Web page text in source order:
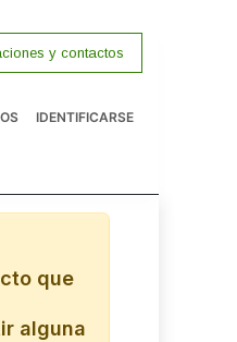
y contactos
IDENTIFICARSE
que
alguna